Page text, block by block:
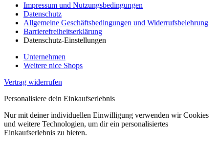
Impressum und Nutzungsbedingungen
Datenschutz
Allgemeine Geschäftsbedingungen und Widerrufsbelehrung
Barrierefreiheitserklärung
Datenschutz-Einstellungen
Unternehmen
Weitere nice Shops
Vertrag widerrufen
Personalisiere dein Einkaufserlebnis
Nur mit deiner individuellen Einwilligung verwenden wir Cookies
und weitere Technologien, um dir ein personalisiertes
Einkaufserlebnis zu bieten.